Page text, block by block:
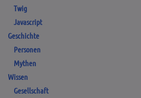
Twig
Javascript
Geschichte
Personen
Mythen
Wissen
Gesellschaft